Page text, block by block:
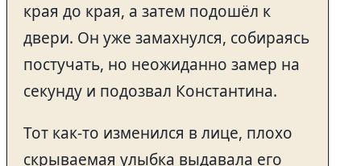
края до края, а затем подошёл к
двери. Он уже замахнулся, собираясь
постучать, но неожиданно замер на
секунду и подозвал Константина.
Тот как-то изменился в лице, плохо
скрываемая улыбка выдавала его